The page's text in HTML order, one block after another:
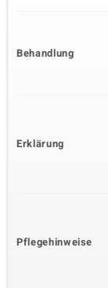
Behandlung
Erklärung
Pflegehinweise